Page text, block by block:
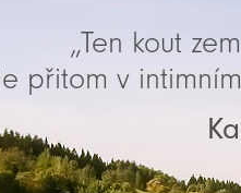
„Ten kout
přitom v